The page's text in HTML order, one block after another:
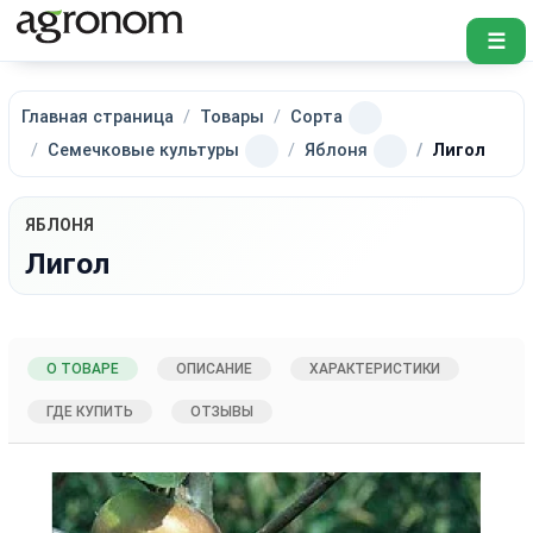
☰
Главная страница Товары
Сорта
Семечковые культуры
Яблоня Лигол
ЯБЛОНЯ
Лигол
О ТОВАРЕ ОПИСАНИЕ ХАРАКТЕРИСТИКИ
ГДЕ КУПИТЬ ОТЗЫВЫ